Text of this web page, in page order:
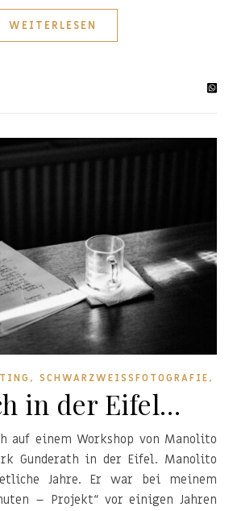
WEITERLESEN
, SCHWARZWEISSFOTOGRAFIE,
in der Eifel…
Gunderath in der Eifel. Manolito
Jahre. Er war bei meinem
– Projekt“ vor einigen Jahren